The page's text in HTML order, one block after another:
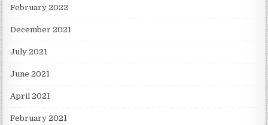
February 2022
December 2021
July 2021
June 2021
April 2021
February 2021